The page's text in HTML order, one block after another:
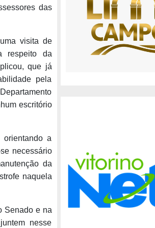
das
visita de
respeito da
que já
pela
escritório
a
necessário
da
naquela
Senado e na
nesse